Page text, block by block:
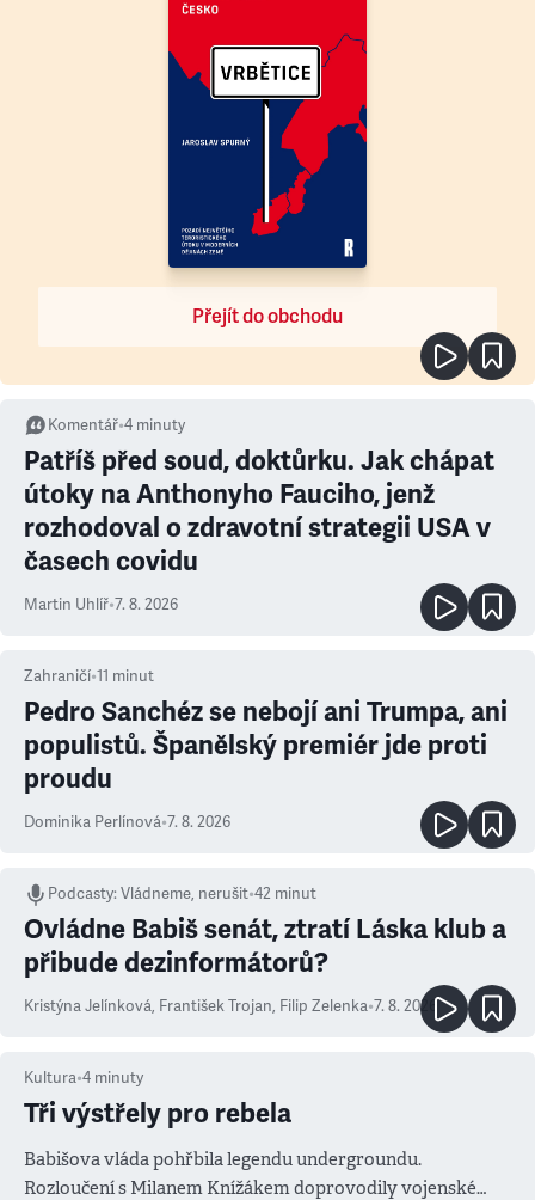
Přejít do obchodu
Komentář•4 minuty
Patříš před soud, doktůrku. Jak chápat
útoky na Anthonyho Fauciho, jenž
rozhodoval o zdravotní strategii USA v
časech covidu
Martin Uhlíř•7. 8. 2026
Zahraničí•11 minut
Pedro Sanchéz se nebojí ani Trumpa, ani
populistů. Španělský premiér jde proti
proudu
Dominika Perlínová•7. 8. 2026
Podcasty:Vládneme, nerušit•42 minut
Ovládne Babiš senát, ztratí Láska klub a
přibude dezinformátorů?
Kristýna Jelínková, František Trojan, Filip Zelenka•7. 8. 2026
Kultura•4 minuty
Tři výstřely pro rebela
Babišova vláda pohřbila legendu undergroundu.
Rozloučení s Milanem Knížákem doprovodily vojenské